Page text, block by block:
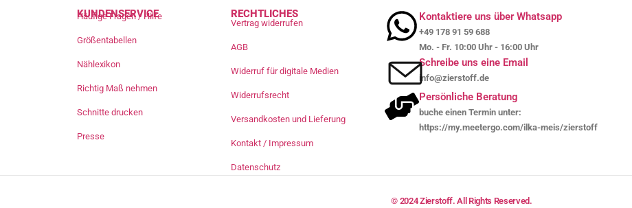
KUNDENSERVICE
Häufige Fragen / Hilfe
Größentabellen
Nählexikon
Richtig Maß nehmen
Schnitte drucken
Presse
RECHTLICHES
Vertrag widerrufen
AGB
Widerruf für digitale Medien
Widerrufsrecht
Versandkosten und Lieferung
Kontakt / Impressum
Datenschutz
Kontaktiere uns über Whatsapp
+49 178 91 59 688
Mo. - Fr. 10:00 Uhr - 16:00 Uhr
Schreibe uns eine Email
info@zierstoff.de
Persönliche Beratung
buche einen Termin unter:
https://my.meetergo.com/ilka-meis/zierstoff
© 2024 Zierstoff. All Rights Reserved.